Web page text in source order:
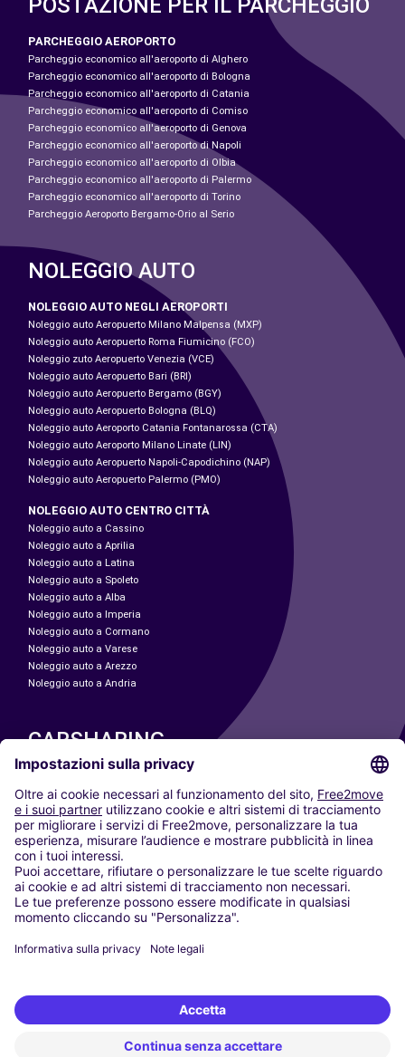
POSTAZIONE PER IL PARCHEGGIO
PARCHEGGIO AEROPORTO
Parcheggio economico all'aeroporto di Alghero
Parcheggio economico all'aeroporto di Bologna
Parcheggio economico all'aeroporto di Catania
Parcheggio economico all'aeroporto di Comiso
Parcheggio economico all'aeroporto di Genova
Parcheggio economico all'aeroporto di Napoli
Parcheggio economico all'aeroporto di Olbia
Parcheggio economico all'aeroporto di Palermo
Parcheggio economico all'aeroporto di Torino
Parcheggio Aeroporto Bergamo-Orio al Serio
NOLEGGIO AUTO
NOLEGGIO AUTO NEGLI AEROPORTI
Noleggio auto Aeropuerto Milano Malpensa (MXP)
Noleggio auto Aeropuerto Roma Fiumicino (FCO)
Noleggio zuto Aeropuerto Venezia (VCE)
Noleggio auto Aeropuerto Bari (BRI)
Noleggio auto Aeropuerto Bergamo (BGY)
Noleggio auto Aeropuerto Bologna (BLQ)
Noleggio auto Aeroporto Catania Fontanarossa (CTA)
Noleggio auto Aeroporto Milano Linate (LIN)
Noleggio auto Aeropuerto Napoli-Capodichino (NAP)
Noleggio auto Aeropuerto Palermo (PMO)
NOLEGGIO AUTO CENTRO CITTÀ
Noleggio auto a Cassino
Noleggio auto a Aprilia
Noleggio auto a Latina
Noleggio auto a Spoleto
Noleggio auto a Alba
Noleggio auto a Imperia
Noleggio auto a Cormano
Noleggio auto a Varese
Noleggio auto a Arezzo
Noleggio auto a Andria
CARSHARING
LE NOSTRE CITTÀ
Paris
Madrid
Washington DC
Milano
Roma
Torino
Vienna
Berlino
Düsseldorf